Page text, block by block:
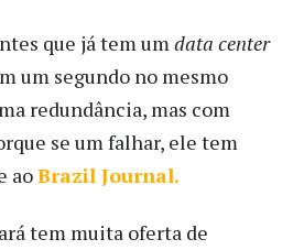
que já tem umdata center
um segundo no mesmo
redundância, mas com
se um falhar, ele tem
aoBrazil Journal.
tem muita oferta de